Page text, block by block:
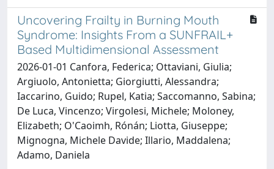
Uncovering Frailty in Burning Mouth
Syndrome: Insights From a SUNFRAIL+
Based Multidimensional Assessment
2026-01-01 Canfora, Federica; Ottaviani, Giulia;
Argiuolo, Antonietta; Giorgiutti, Alessandra;
Iaccarino, Guido; Rupel, Katia; Saccomanno, Sabina;
De Luca, Vincenzo; Virgolesi, Michele; Moloney,
Elizabeth; O'Caoimh, Rónán; Liotta, Giuseppe;
Mignogna, Michele Davide; Illario, Maddalena;
Adamo, Daniela